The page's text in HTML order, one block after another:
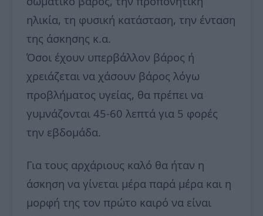
ηλικία, τη φυσική κατάσταση, την ένταση
της άσκησης κ.α.
Όσοι έχουν υπερβάλλον βάρος ή
χρειάζεται να χάσουν βάρος λόγω
προβλήματος υγείας, θα πρέπει να
γυμνάζονται 45-60 λεπτά για 5 φορές
την εβδομάδα.
Για τους αρχάριους καλό θα ήταν η
άσκηση να γίνεται μέρα παρά μέρα και η
μορφή της τον πρώτο καιρό να είναι